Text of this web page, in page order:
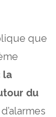
que
la
du